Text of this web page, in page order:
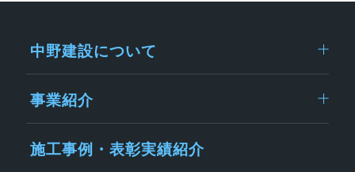
中野建設について
事業紹介
施工事例・表彰実績紹介